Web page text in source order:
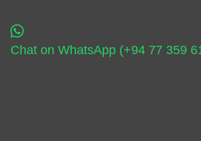
Chat on WhatsApp (+94 77 359